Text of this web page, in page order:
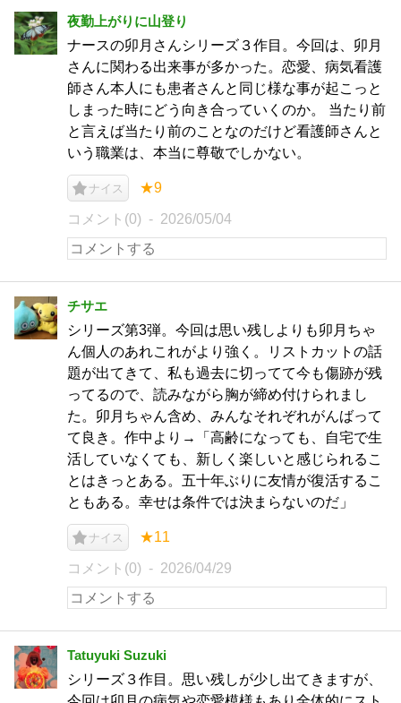
夜勤上がりに山登り
ナースの卯月さんシリーズ３作目。今回は、卯月
さんに関わる出来事が多かった。恋愛、病気看護
師さん本人にも患者さんと同じ様な事が起こっと
しまった時にどう向き合っていくのか。 当たり前
と言えば当たり前のことなのだけど看護師さんと
いう職業は、本当に尊敬でしかない。
ナイス ★9
コメント(0) 2026/05/04
チサエ
シリーズ第3弾。今回は思い残しよりも卯月ちゃ
ん個人のあれこれがより強く。リストカットの話
題が出てきて、私も過去に切ってて今も傷跡が残
ってるので、読みながら胸が締め付けられまし
た。卯月ちゃん含め、みんなそれぞれがんばって
て良き。作中より→「高齢になっても、自宅で生
活していなくても、新しく楽しいと感じられるこ
とはきっとある。五十年ぶりに友情が復活するこ
ともある。幸せは条件では決まらないのだ」
ナイス ★11
コメント(0) 2026/04/29
Tatuyuki Suzuki
シリーズ３作目。思い残しが少し出てきますが、